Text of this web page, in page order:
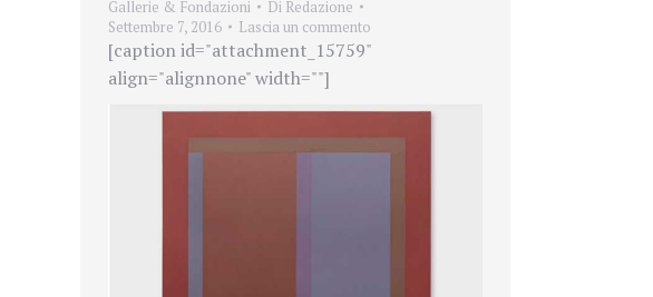
Gallerie & Fondazioni Di Redazione
Settembre 7, 2016
Lascia un commento
[caption id="attachment_15759"
align="alignnone" width=""]